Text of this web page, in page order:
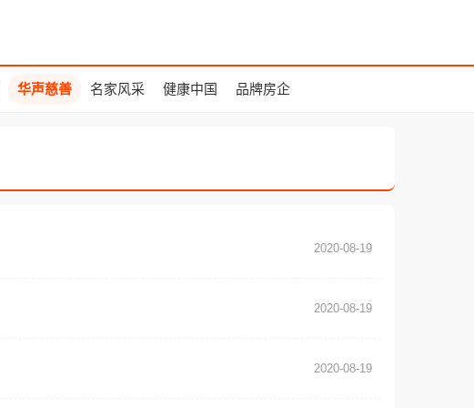
华声慈善 名家风采 健康中国 品牌房企
2020-08-19
2020-08-19
2020-08-19